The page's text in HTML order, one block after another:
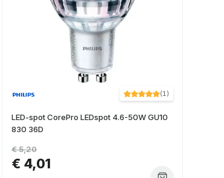
(1)
LED-spot CorePro LEDspot 4.6-50W GU10
830 36D
€ 4,01
€ 5,20